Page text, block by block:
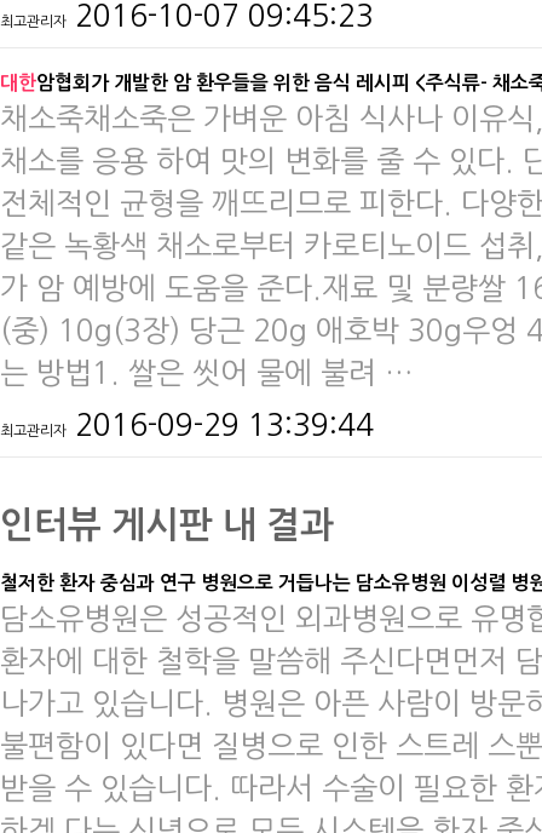
최고관리자 2016-10-07 09:45:23
대한암협회가 개발한 암 환우들을 위한 음식 레시피 <주식류- 채소
채소죽채소죽은 가벼운 아침 식사나 이유
채소를 응용 하여 맛의 변화를 줄 수 있다.
전체적인 균형을 깨뜨리므로 피한다. 다양
같은 녹황색 채소로부터 카로티노이드 섭
가 암 예방에 도움을 준다.​재료 및 분량쌀
(중) 10g(3장) 당근 20g 애호박 30g우엉
는 방법1. 쌀은 씻어 물에 불려 …
최고관리자 2016-09-29 13:39:44
인터뷰 게시판 내 결과
철저한 환자 중심과 연구 병원으로 거듭나는 담소유병원 이성렬 병
담소유병원은 성공적인 외과병원으로 유
환자에 대한 철학을 말씀해 주신다면먼저
나가고 있습니다. 병원은 아픈 사람이 방
불편함이 있다면 질병으로 인한 스트레 스
받을 수 있습니다. 따라서 수술이 필요한